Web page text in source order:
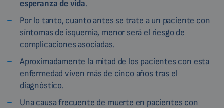
esperanza de vida.
Por lo tanto, cuanto antes se trate a un paciente con
síntomas de isquemia, menor será el riesgo de
complicaciones asociadas.
Aproximadamente la mitad de los pacientes con esta
enfermedad viven más de cinco años tras el
diagnóstico.
Una causa frecuente de muerte en pacientes con